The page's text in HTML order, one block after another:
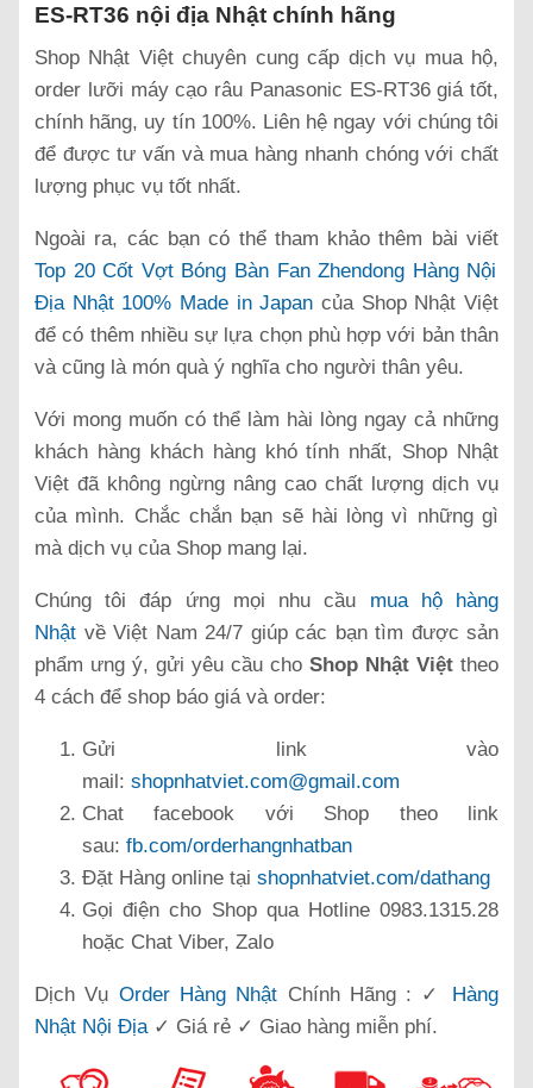
ES-RT36 nội địa Nhật chính hãng
Shop Nhật Việt chuyên cung cấp dịch vụ mua hộ,
order lưỡi máy cạo râu Panasonic ES-RT36 giá tốt,
chính hãng, uy tín 100%. Liên hệ ngay với chúng tôi
để được tư vấn và mua hàng nhanh chóng với chất
lượng phục vụ tốt nhất.
Ngoài ra, các bạn có thể tham khảo thêm bài viết
Top 20 Cốt Vợt Bóng Bàn Fan Zhendong Hàng Nội
Địa Nhật 100% Made in Japan của Shop Nhật Việt
để có thêm nhiều sự lựa chọn phù hợp với bản thân
và cũng là món quà ý nghĩa cho người thân yêu.
Với mong muốn có thể làm hài lòng ngay cả những
khách hàng khách hàng khó tính nhất, Shop Nhật
Việt đã không ngừng nâng cao chất lượng dịch vụ
của mình. Chắc chắn bạn sẽ hài lòng vì những gì
mà dịch vụ của Shop mang lại.
Chúng tôi đáp ứng mọi nhu cầu mua hộ hàng
Nhật về Việt Nam 24/7 giúp các bạn tìm được sản
phẩm ưng ý, gửi yêu cầu cho Shop Nhật Việt theo
4 cách để shop báo giá và order:
Gửi link vào
mail: shopnhatviet.com@gmail.com
Chat facebook với Shop theo link
sau: fb.com/orderhangnhatban
Đặt Hàng online tại shopnhatviet.com/dathang
Gọi điện cho Shop qua Hotline 0983.1315.28
hoặc Chat Viber, Zalo
Dịch Vụ Order Hàng Nhật Chính Hãng : ✓ Hàng
Nhật Nội Địa ✓ Giá rẻ ✓ Giao hàng miễn phí.